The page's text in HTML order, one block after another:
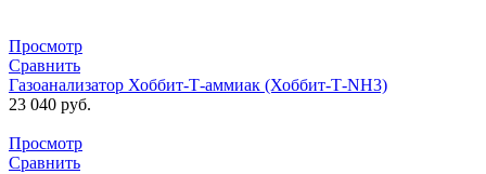
Просмотр
Сравнить
Газоанализатор Хоббит-Т-аммиак (Хоббит-Т-NH3)
23 040 руб.
Просмотр
Сравнить